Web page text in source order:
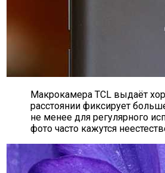
Макрокамера TCL выдаёт
расстоянии фиксирует
не менее для регулярного
фото часто кажутся